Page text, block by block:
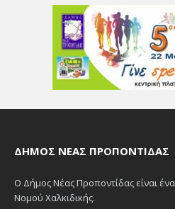
ΔΉΜΟΣ ΝΈΑΣ ΠΡΟΠΟΝΤΊΔΑΣ
Ο Δήμος Νέας Προποντίδας είναι
Νομού Χαλκιδικής.